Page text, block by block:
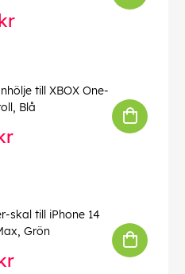
till XBOX One-
Blå
skal till iPhone 14
Grön